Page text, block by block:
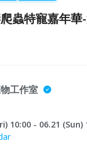
蟲特寵嘉年
工作室
10:00 - 06.21 (Sun)